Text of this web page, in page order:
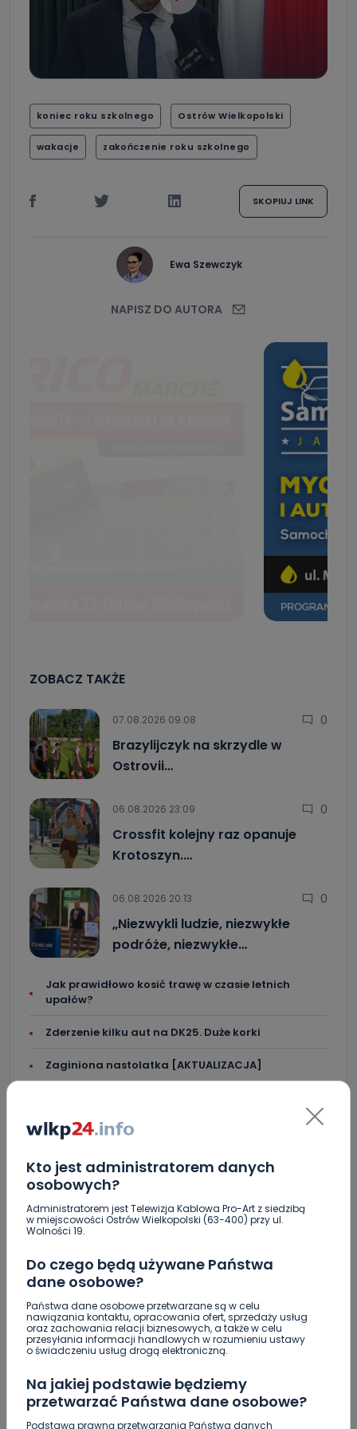
Kto jest administratorem danych
osobowych?
Administratorem jest Telewizja Kablowa Pro-Art z siedzibą
w miejscowości Ostrów Wielkopolski (63-400) przy ul.
Wolności 19.
Do czego będą używane Państwa
dane osobowe?
Państwa dane osobowe przetwarzane są w celu
nawiązania kontaktu, opracowania ofert, sprzedaży usług
oraz zachowania relacji biznesowych, a także w celu
przesyłania informacji handlowych w rozumieniu ustawy
o świadczeniu usług drogą elektroniczną.
Na jakiej podstawie będziemy
przetwarzać Państwa dane osobowe?
Podstawą prawną przetwarzania Państwa danych
koniec roku szkolnego Ostrów Wielkopolski
wakacje zakończenie roku szkolnego
SKOPIUJ LINK
Ewa Szewczyk
NAPISZ DO AUTORA
ZOBACZ TAKŻE
07.08.2026 09:08 0
Brazylijczyk na skrzydle w
Ostrovii…
06.08.2026 23:09 0
Crossfit kolejny raz opanuje
Krotoszyn.…
06.08.2026 20:13 0
„Niezwykli ludzie, niezwykłe
podróże, niezwykłe…
Jak prawidłowo kosić trawę w czasie letnich
upałów?
Zderzenie kilku aut na DK25. Duże korki
Zaginiona nastolatka [AKTUALIZACJA]
Drugie podejście. Podpisano umowę na
Z Krotoszyna do Wrocławia. Krótka ucieczka przed
Czysty magnez z potasem – dlaczego warto
Utrudnienia na Ledóchowskiego jeszcze do końca
wakacji
Policja ostrzega: wakacje to raj dla włamywaczy
[WIDEO]
Wspiera amerykańskie talenty [WIDEO]